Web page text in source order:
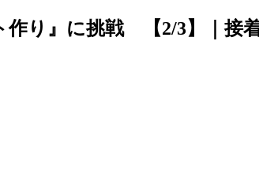
り』に挑戦 【2/3】｜接